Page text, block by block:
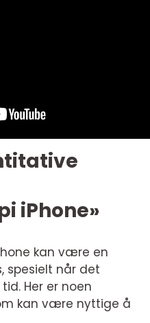
iPhone»
kan være en
spesielt når det
Her er noen
kan være nyttige å